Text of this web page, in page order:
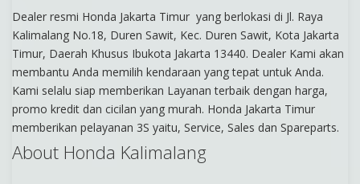
Dealer resmi Honda Jakarta Timur yang berlokasi di Jl. Raya
Kalimalang No.18, Duren Sawit, Kec. Duren Sawit, Kota Jakarta
Timur, Daerah Khusus Ibukota Jakarta 13440. Dealer Kami akan
membantu Anda memilih kendaraan yang tepat untuk Anda.
Kami selalu siap memberikan Layanan terbaik dengan harga,
promo kredit dan cicilan yang murah. Honda Jakarta Timur
memberikan pelayanan 3S yaitu, Service, Sales dan Spareparts.
About Honda Kalimalang